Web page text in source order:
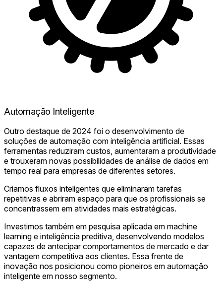
Automação Inteligente
Outro destaque de 2024 foi o desenvolvimento de
soluções de automação com inteligência artificial. Essas
ferramentas reduziram custos, aumentaram a produtividade
e trouxeram novas possibilidades de análise de dados em
tempo real para empresas de diferentes setores.
Criamos fluxos inteligentes que eliminaram tarefas
repetitivas e abriram espaço para que os profissionais se
concentrassem em atividades mais estratégicas.
Investimos também em pesquisa aplicada em machine
learning e inteligência preditiva, desenvolvendo modelos
capazes de antecipar comportamentos de mercado e dar
vantagem competitiva aos clientes. Essa frente de
inovação nos posicionou como pioneiros em automação
inteligente em nosso segmento.